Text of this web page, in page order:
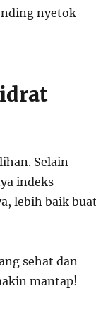
nyetok
Selain
indeks
lebih baik
sehat dan
mantap!